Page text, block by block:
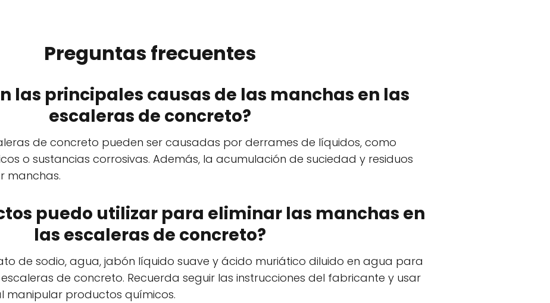
Preguntas frecuentes
las principales causas de las manchas en las
escaleras de concreto?
de concreto pueden ser causadas por derrames de líquidos, como
o sustancias corrosivas. Además, la acumulación de suciedad y residuos
manchas.
puedo utilizar para eliminar las manchas en
las escaleras de concreto?
de sodio, agua, jabón líquido suave y ácido muriático diluido en agua para
de concreto. Recuerda seguir las instrucciones del fabricante y usar
manipular productos químicos.